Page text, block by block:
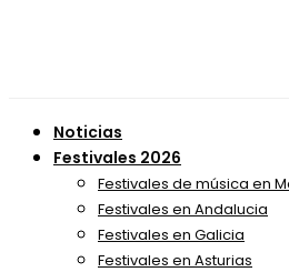
Noticias
Festivales 2026
Festivales de música en
Festivales en Andalucia
Festivales en Galicia
Festivales en Asturias